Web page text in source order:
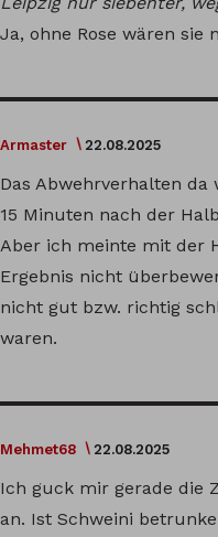
Ja, ohne Rose wären sie
Armaster 22.08.2025
Das Abwehrverhalten
15 Minuten nach der
Aber ich meinte mit der
Ergebnis nicht
nicht gut bzw. richtig
waren.
Mehmet68 22.08.2025
Ich guck mir gerade die
an. Ist Schweini